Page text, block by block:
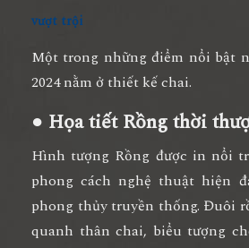
vượt trội
Một trong những điểm nổi bật
2024 nằm ở thiết kế chai.
● Họa tiết Rồng thời
Hình tượng Rồng được in nổi
phong cách nghệ thuật hiện
phong thủy truyền thống. Đuôi
quanh thân chai, biểu tượng